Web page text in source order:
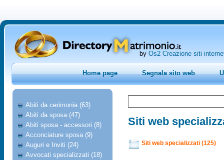
by Os2 Creazione siti
Home page Segnala sito web
Abiti da cerimonia (63)
Abiti da sposa (47)
Abiti sposa - accessori (8)
Acconciature sposa (9)
Auguri e Inviti (24)
Avvocati specializzati (18)
Siti web
Siti web specializzati (125)